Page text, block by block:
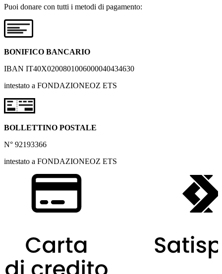
Puoi donare con tutti i metodi di pagamento:
BONIFICO BANCARIO
IBAN IT40X0200801006000040434630
intestato a FONDAZIONEOZ ETS
BOLLETTINO POSTALE
N° 92193366
intestato a FONDAZIONEOZ ETS